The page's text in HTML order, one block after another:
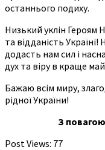
останнього подиху.
Низький уклін Героям
та відданість
додасть нам сил і
дух та віру в краще
Бажаю всім миру,
рідної України!
З
Post Views: 77